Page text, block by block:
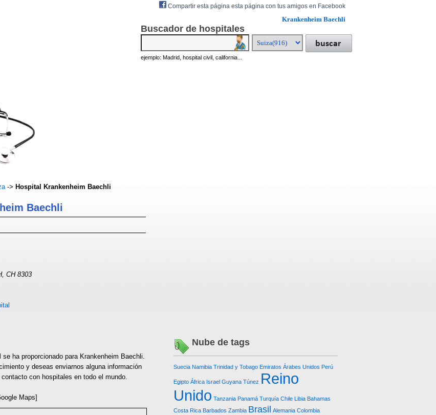
Krankenheim Baechli
Buscador de hospitales
ejemplo: Madrid, hospital civil, california...
-> Hospital Krankenheim Baechli
Baechli
CH 8303
ha proporcionado para Krankenheim Baechli.
y deseas enviarnos alguna información
con hospitales en todo el mundo.
Maps]
Nube de tags
Suecia Namibia Trinidad y Tobago Emiratos Árabes Unidos Perú
Egipto África Israel Guyana Túnez Reino
Unido Tanzania Panamá Turquía Chile Libia Bahamas
Costa Rica Barbados Zambia Brasil Alemania Colombia
Compartir esta página esta página con tus amigos en Facebook